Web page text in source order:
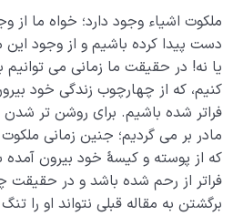
شناخت و آگاهی؛ بال‌هایی برای
نقش و جایگاه تدبیر در رحم مادر و
مفهوم قوه و فعل چیست و چرا آخرت
سازندگی ندارد؟
اثرات غفلت در دوران جنینی و آثار
چگونه می‌توانیم از فرصت عمر در رحم
را ببریم؟
ملکوت اشیاء وجود دارد؛ خواه ما از
دست پیدا کرده باشیم و از وجود
یا نه! در حقیقت ما زمانی می
کنیم، که از چهارچوب زندگی خود
فراتر شده باشیم. برای روشن تر
مادر بر می گردیم؛ جنین زمانی
که از پوسته و کیسۀ خود بیرون آمده
فراتر از رحم شده باشد و در
برگشتن به مقاله قبلی نتواند او را